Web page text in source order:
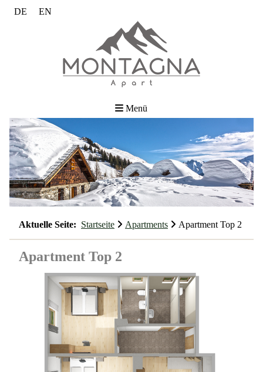
DE EN
Menü
Aktuelle Seite: Startseite Apartments Apartment Top 2
Apartment Top 2